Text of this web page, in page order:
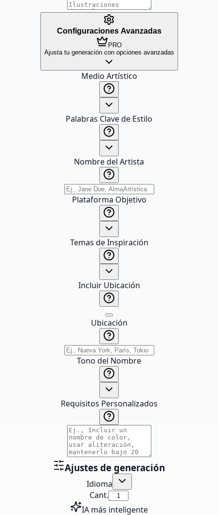
Configuraciones Avanzadas
PRO
Ajusta tu generación con opciones avanzadas
Medio Artístico
Palabras Clave de Estilo
Nombre del Artista
Plataforma Objetivo
Temas de Inspiración
Incluir Ubicación
Ubicación
Tono del Nombre
Requisitos Personalizados
Ajustes de generación
Idioma
Cant.
IA más inteligente